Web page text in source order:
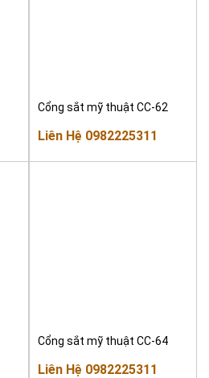
Cổng sắt mỹ thuật CC-62
Liên Hệ 0982225311
Cổng sắt mỹ thuật CC-64
Liên Hệ 0982225311